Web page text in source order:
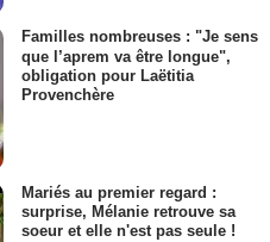
Familles nombreuses : "Je sens
que l’aprem va être longue",
obligation pour Laëtitia
Provenchère
Mariés au premier regard :
surprise, Mélanie retrouve sa
soeur et elle n'est pas seule !